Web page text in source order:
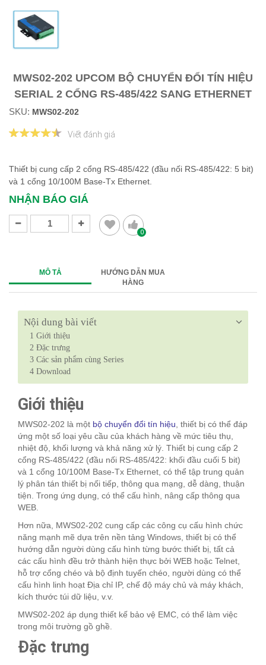
MWS02-202 UPCOM BỘ CHUYỂN ĐỔI TÍN HIỆU
SERIAL 2 CỔNG RS-485/422 SANG ETHERNET
SKU: MWS02-202
Viết đánh giá
Thiết bị cung cấp 2 cổng RS-485/422 (đầu nối RS-485/422: 5 bit)
và 1 cổng 10/100M Base-Tx Ethernet.
NHẬN BÁO GIÁ
0
MÔ TẢ
HƯỚNG DẪN MUA
HÀNG
Nội dung bài viết
1 Giới thiệu
2 Đặc trưng
3 Các sản phẩm cùng Series
4 Download
Giới thiệu
MWS02-202 là một bộ chuyển đổi tín hiệu , thiết bị có thể đáp
ứng một số loại yêu cầu của khách hàng về mức tiêu thụ,
nhiệt độ, khối lượng và khả năng xử lý. Thiết bị cung cấp 2
cổng RS-485/422 (đầu nối RS-485/422: khối đầu cuối 5 bit)
và 1 cổng 10/100M Base-Tx Ethernet, có thể tập trung quản
lý phân tán thiết bị nối tiếp, thông qua mạng, dễ dàng, thuận
tiện. Trong ứng dụng, có thể cấu hình, nâng cấp thông qua
WEB.
Hơn nữa, MWS02-202 cung cấp các công cụ cấu hình chức
năng mạnh mẽ dựa trên nền tảng Windows, thiết bị có thể
hướng dẫn người dùng cấu hình từng bước thiết bị, tất cả
các cấu hình đều trở thành hiện thực bởi WEB hoặc Telnet,
hỗ trợ cổng chéo và bộ định tuyến chéo, người dùng có thể
cấu hình linh hoạt Địa chỉ IP, chế độ máy chủ và máy khách,
kích thước túi dữ liệu, v.v.
MWS02-202 áp dụng thiết kế bảo vệ EMC, có thể làm việc
trong môi trường gồ ghề.
Đặc trưng